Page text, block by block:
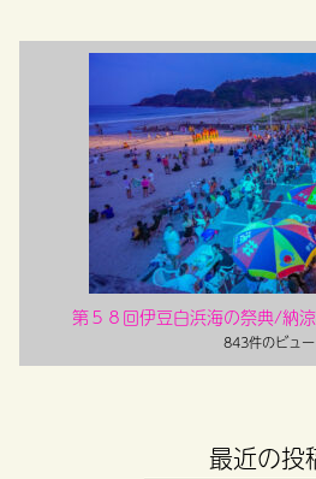
第５８回伊豆白浜海の祭典/納
843件のビュー
最近の投